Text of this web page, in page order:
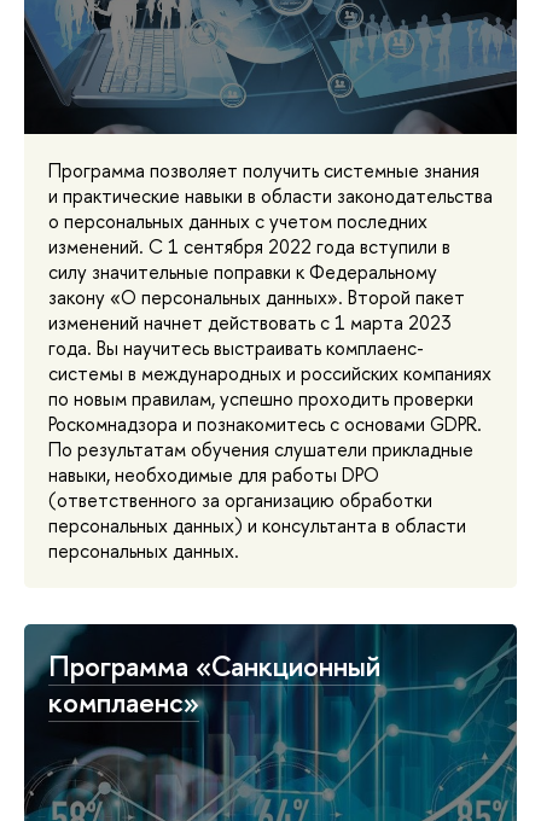
Программа позволяет получить системные знания
и практические навыки в области законодательства
о персональных данных с учетом последних
изменений. С 1 сентября 2022 года вступили в
силу значительные поправки к Федеральному
закону «О персональных данных». Второй пакет
изменений начнет действовать с 1 марта 2023
года. Вы научитесь выстраивать комплаенс-
системы в международных и российских компаниях
по новым правилам, успешно проходить проверки
Роскомнадзора и познакомитесь с основами GDPR.
По результатам обучения слушатели прикладные
навыки, необходимые для работы DPO
(ответственного за организацию обработки
персональных данных) и консультанта в области
персональных данных.
Программа «Санкционный
комплаенс»